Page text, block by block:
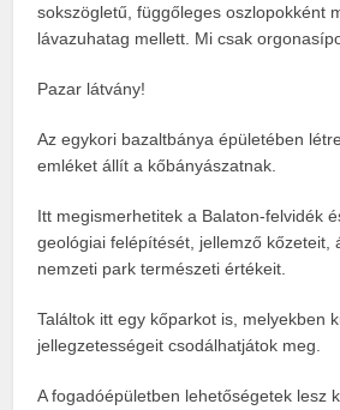
sokszögletű, függőleges oszlopokként
lávazuhatag mellett. Mi csak
Pazar látvány!
Az egykori bazaltbánya épületében
emléket állít a kőbányászatnak.
Itt megismerhetitek a Balaton-felvidék
geológiai felépítését, jellemző kőzeteit,
nemzeti park természeti értékeit.
Találtok itt egy kőparkot is, melyekben
jellegzetességeit csodálhatjátok meg.
A fogadóépületben lehetőségetek lesz